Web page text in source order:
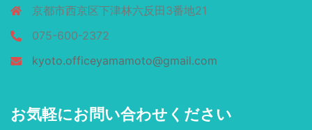
京都市西京区下津林六反田3番地21
075-600-2372
kyoto.officeyamamoto@gmail.com
お気軽にお問い合わせください